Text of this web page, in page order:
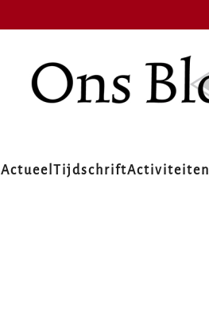
Actueel TijdschriftActiviteiten